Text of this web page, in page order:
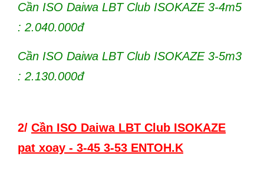
Cần ISO Daiwa LBT Club ISOKAZE 3-4m5
: 2.040.000đ
Cần ISO Daiwa LBT Club ISOKAZE 3-5m3
: 2.130.000đ
2/ Cần ISO Daiwa LBT Club ISOKAZE
pat xoay - 3-45 3-53 ENTOH.K